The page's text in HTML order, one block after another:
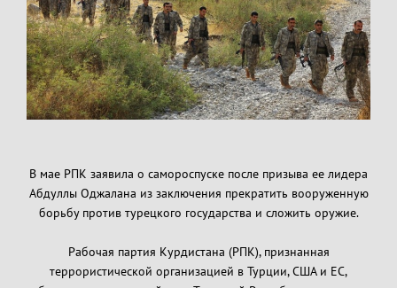
В мае РПК заявила о самороспуске после призыва ее лидера
Абдуллы Оджалана из заключения прекратить вооруженную
борьбу против турецкого государства и сложить оружие.
Рабочая партия Курдистана (РПК), признанная
террористической организацией в Турции, США и ЕС,